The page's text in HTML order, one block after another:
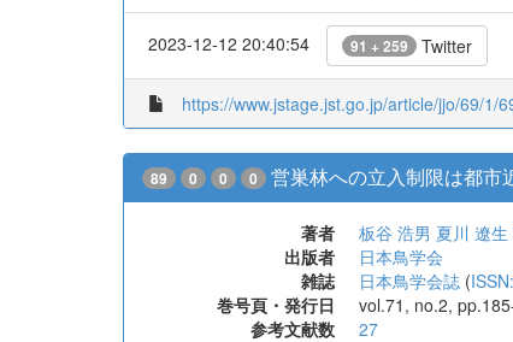
2023-12-12 20:40:54 91 + 259 Twitter
https://www.jstage.jst.go.jp/article/jjo/69/1/
89 0 0 0 営巣林への立入制限は都市
著者 板谷 浩男 夏川 遼生
出版者
日本鳥学会
雑誌
日本鳥学会誌 (
巻号頁・発行日
vol.71, no.2,
参考文献数
27